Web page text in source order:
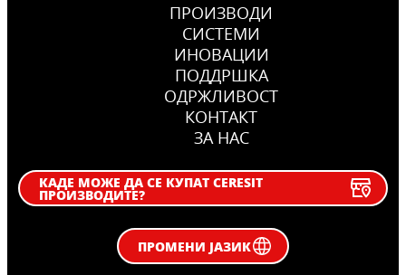
ПРОИЗВОДИ
СИСТЕМИ
ИНОВАЦИИ
ПОДДРШКА
OДРЖЛИВОСТ
КОНТАКТ
ЗА НАС
КАДЕ МОЖЕ ДА СЕ КУПАТ CERESIT
ПРОИЗВОДИТЕ?
ПРОМЕНИ ЈАЗИК